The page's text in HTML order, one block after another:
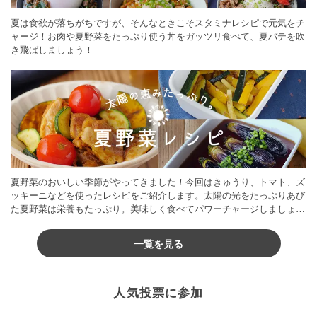
夏は食欲が落ちがちですが、そんなときこそスタミナレシピで元気をチ
ャージ！お肉や夏野菜をたっぷり使う丼をガッツリ食べて、夏バテを吹
き飛ばしましょう！
夏野菜のおいしい季節がやってきました！今回はきゅうり、トマト、ズ
ッキーニなどを使ったレシピをご紹介します。太陽の光をたっぷりあび
た夏野菜は栄養もたっぷり。美味しく食べてパワーチャージしましょう
一覧を見る
人気投票に参加